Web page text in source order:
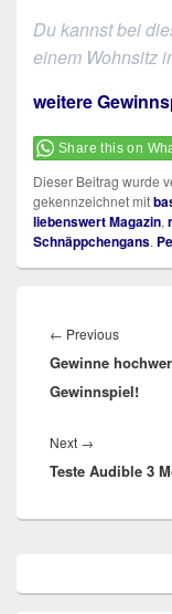
Du kannst bei
einem Wohnsitz
weitere
Share this on
Dieser Beitrag wurde
gekennzeichnet mit
liebenswert Magazin,
Schnäppchengans.
← PreviousPrevious
post:
Gewinne
Gewinnspiel!
Next →
post:
Teste Audible 3
Widget-